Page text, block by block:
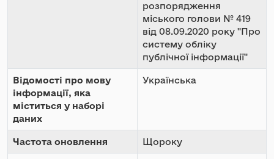
розпорядження
міського голови № 419
від 08.09.2020 року "Про
систему обліку
публічної інформації"
Відомості про мову
інформації, яка
міститься у наборі
даних
Українська
Частота оновлення Щороку